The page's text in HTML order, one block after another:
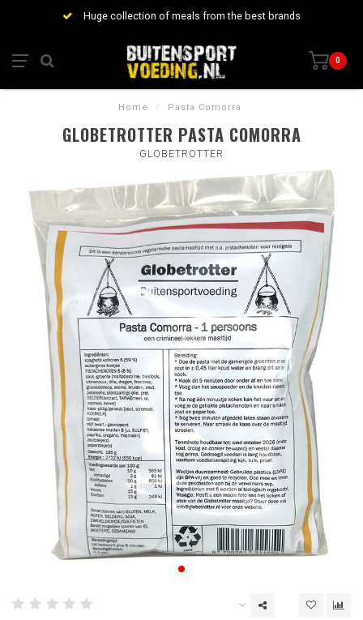
Huge collection of meals from the best brands
0
Home / Pasta Comorra
GLOBETROTTER PASTA COMORRA
GLOBETROTTER